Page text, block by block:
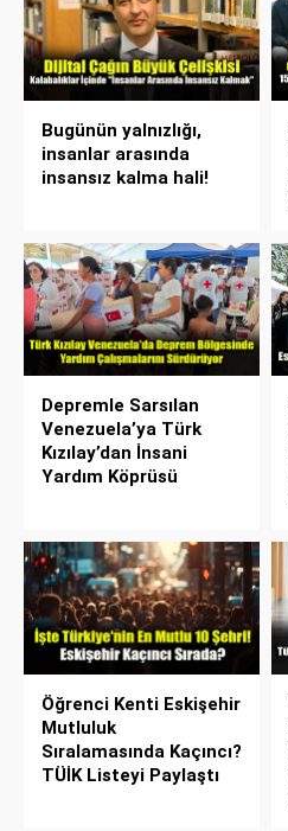
Bugünün yalnızlığı,
insanlar arasında
insansız kalma hali!
Depremle Sarsılan
Venezuela’ya Türk
Kızılay’dan İnsani
Yardım Köprüsü
Öğrenci Kenti Eskişehir
Mutluluk
Sıralamasında Kaçıncı?
TÜİK Listeyi Paylaştı